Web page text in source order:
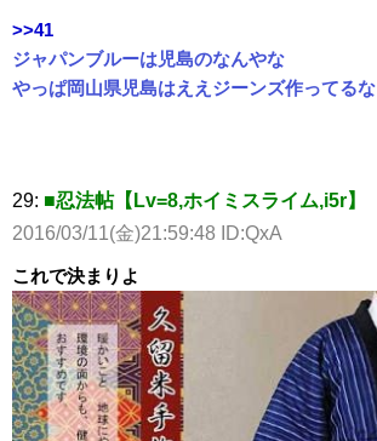
>>41
ジャパンブルーは児島のなんやな
やっぱ岡山県児島はええジーンズ作ってるな
29: ■忍法帖【Lv=8,ホイミスライム,i5r】
2016/03/11(金)21:59:48 ID:QxA
これで決まりよ